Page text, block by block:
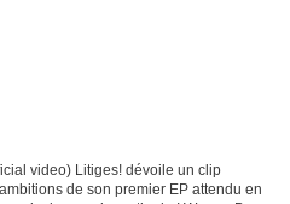
video) Litiges! dévoile un clip
de son premier EP attendu en